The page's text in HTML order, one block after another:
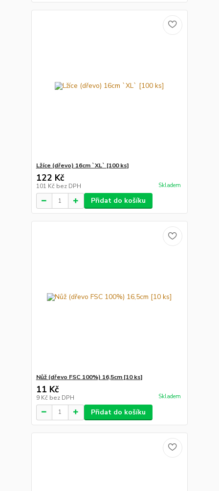
Lžíce (dřevo) 16cm `XL` [100 ks]
122 Kč
101 Kč bez DPH Skladem
Přidat do košíku
Nůž (dřevo FSC 100%) 16,5cm [10 ks]
11 Kč
9 Kč bez DPH Skladem
Přidat do košíku